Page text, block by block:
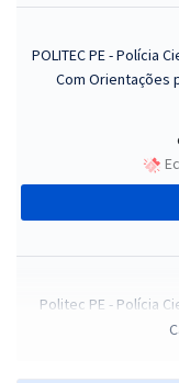
POLITEC PE - Polícia
Com Orientações
Politec PE - Polícia